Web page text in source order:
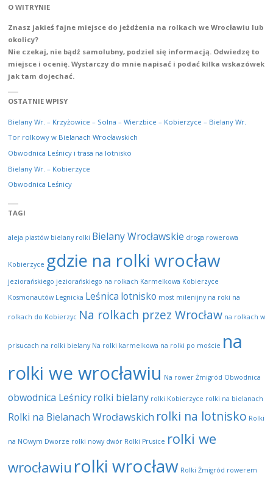
O WITRYNIE
Znasz jakieś fajne miejsce do jeżdżenia na rolkach we Wrocławiu lub
okolicy?
Nie czekaj, nie bądź samolubny, podziel się informacją. Odwiedzę to
miejsce i ocenię. Wystarczy do mnie napisać i podać kilka wskazówek
jak tam dojechać.
OSTATNIE WPISY
Bielany Wr. – Krzyżowice – Solna – Wierzbice – Kobierzyce – Bielany Wr.
Tor rolkowy w Bielanach Wrocławskich
Obwodnica Leśnicy i trasa na lotnisko
Bielany Wr. – Kobierzyce
Obwodnica Leśnicy
TAGI
aleja piastów bielany rolki Bielany Wrocławskie droga rowerowa
Kobierzyce gdzie na rolki wrocław
jeziorańskiego jeziorańskiego na rolkach Karmelkowa Kobierzyce
Kosmonautów Legnicka Leśnica lotnisko most milenijny na roki na
rolkach do Kobierzyc Na rolkach przez Wrocław na rolkach w
prisucach na rolki bielany Na rolki karmelkowa na rolki po moście na
rolki we wrocławiu Na rower Żmigród Obwodnica
obwodnica Leśnicy rolki bielany rolki Kobierzyce rolki na bielanach
Rolki na Bielanach Wrocławskich rolki na lotnisko Rolki
na NOwym Dworze rolki nowy dwór Rolki Prusice rolki we
wrocławiu rolki wrocław Rolki Żmigród rowerem